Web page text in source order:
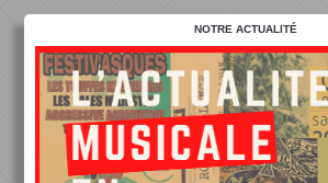
NOTRE ACTUALITÉ